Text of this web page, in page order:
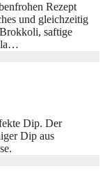
Rezept
und gleichzeitig
saftige
Dip. Der
Dip aus